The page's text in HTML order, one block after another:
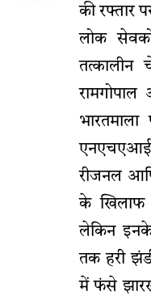
की रफ्तार
लोक
तत्कालीन
एनएचएआई
रीजनल
के खिलाफ
लेकिन
तक हरी
में फंसे